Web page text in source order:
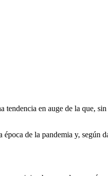
en auge de la que,
de la pandemia y, según